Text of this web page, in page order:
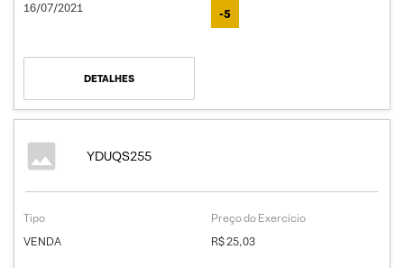
16/07/2021
-5
DETALHES
YDUQS255
Tipo
VENDA
Preço do Exercício
R$ 25,03